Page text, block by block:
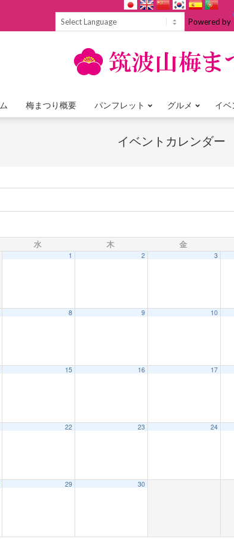
Powered by
Primary
Menu
梅まつり概要 パンフレット グルメ イベ
イベントカレンダー
水 木 金
1 2 3
8 9 10
15 16 17
22 23 24
29 30